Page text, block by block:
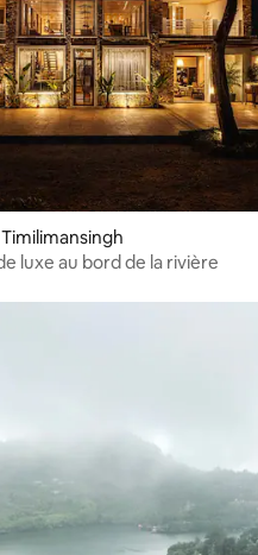
luxe au bord de la rivière